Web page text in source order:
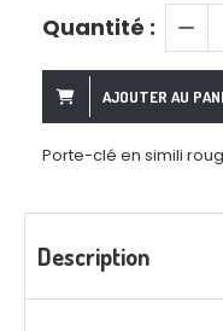
Quantité :
AJOUTER AU
Porte-clé en simili
Description